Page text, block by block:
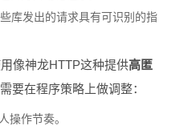
库发出的请求具有可识别的指
像神龙HTTP这种提供高匿
要在程序策略上做调整：
操作节奏。